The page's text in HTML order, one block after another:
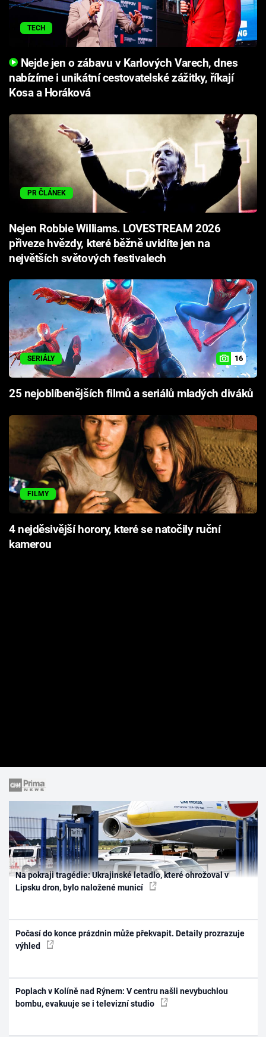
TECH
Nejde jen o zábavu v Karlových Varech, dnes
nabízíme i unikátní cestovatelské zážitky, říkají
Kosa a Horáková
PR ČLÁNEK
Nejen Robbie Williams. LOVESTREAM 2026
přiveze hvězdy, které běžně uvidíte jen na
největších světových festivalech
SERIÁLY 16
25 nejoblíbenějších filmů a seriálů mladých diváků
FILMY
4 nejděsivější horory, které se natočily ruční
kamerou
Na pokraji tragédie: Ukrajinské letadlo, které ohrožoval v
Lipsku dron, bylo naložené municí
Počasí do konce prázdnin může překvapit. Detaily prozrazuje
výhled
Poplach v Kolíně nad Rýnem: V centru našli nevybuchlou
bombu, evakuuje se i televizní studio